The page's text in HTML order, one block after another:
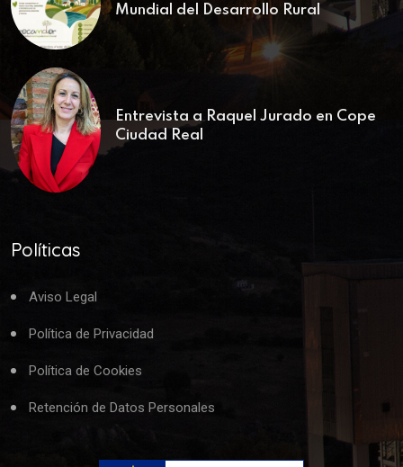
Mundial del Desarrollo Rural
Entrevista a Raquel Jurado en Cope
Ciudad Real
Políticas
Aviso Legal
Política de Privacidad
Política de Cookies
Retención de Datos Personales